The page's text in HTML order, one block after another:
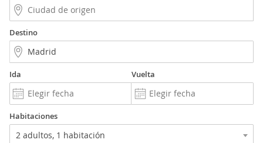
Destino
Ida Vuelta
Habitaciones